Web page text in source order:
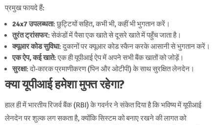
प्रमुख फायदे हैं:
24x7 उपलब्धता: छुट्टियों सहित, कभी भी, कहीं भी भुगतान करें।
तुरंत ट्रांसफर: सेकंडों में पैसा एक खाते से दूसरे खाते में पहुँच जाता है।
क्यूआर कोड सुविधा: दुकानों पर क्यूआर कोड स्कैन करके आसानी से भुगतान करें।
एक ऐप, कई खाते: एक ही यूपीआई ऐप में अपने सभी बैंक खातों को जोड़ें।
सुरक्षा: दो-कारक प्रमाणीकरण (पिन और ओटीपी) के साथ सुरक्षित लेनदेन।
क्या यूपीआई हमेशा मुफ्त रहेगा?
हाल ही में भारतीय रिजर्व बैंक (RBI) के गवर्नर ने संकेत दिया है कि भविष्य में यूपीआई
लेनदेन पर शुल्क लग सकता है, क्योंकि सिस्टम को बनाए रखने की लागत को